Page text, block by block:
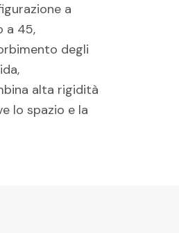
a
a 45,
degli
alta rigidità
lo spazio e la